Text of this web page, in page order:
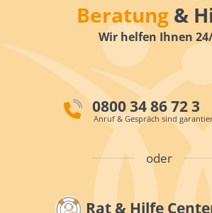
Beratung &
Wir helfen Ihnen
0800 34 86 72 3
Anruf & Gespräch sind
oder
Rat & Hilfe